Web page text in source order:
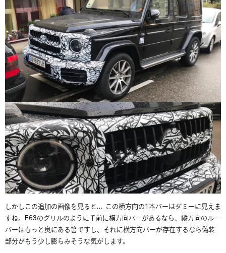
しかしこの追加の画像を見ると… この横方向の1本バーはダミーに見えま
すね。E63のグリルのように手前に横方向バーがあるなら、縦方向のルー
バーはもっと奥にある筈ですし、それに横方向バーが存在するなら偽装
部分がもう少し膨らみそうな気がします。